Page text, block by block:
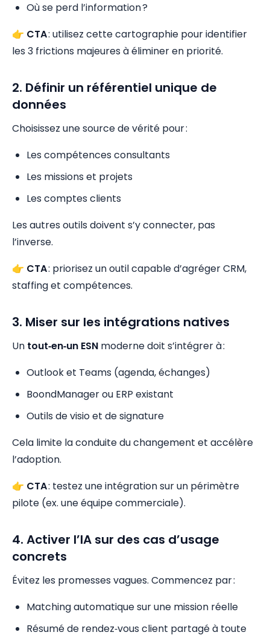
Où se perd l’information ?
👉 CTA: utilisez cette cartographie pour identifier
les 3 frictions majeures à éliminer en priorité.
2. Définir un référentiel unique de
données
Choisissez une source de vérité pour :
Les compétences consultants
Les missions et projets
Les comptes clients
Les autres outils doivent s’y connecter, pas
l’inverse.
👉 CTA: priorisez un outil capable d’agréger CRM,
staffing et compétences.
3. Miser sur les intégrations natives
Un tout‑en‑un ESN moderne doit s’intégrer à :
Outlook et Teams (agenda, échanges)
BoondManager ou ERP existant
Outils de visio et de signature
Cela limite la conduite du changement et accélère
l’adoption.
👉 CTA: testez une intégration sur un périmètre
pilote (ex. une équipe commerciale).
4. Activer l’IA sur des cas d’usage
concrets
Évitez les promesses vagues. Commencez par :
Matching automatique sur une mission réelle
Résumé de rendez‑vous client partagé à toute